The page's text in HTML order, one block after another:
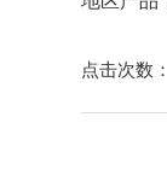
点击次数